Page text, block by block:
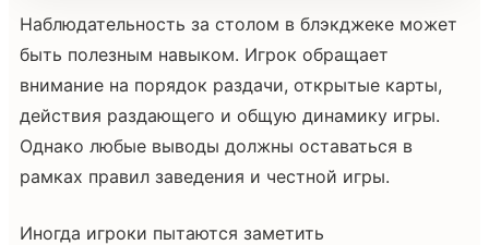
Наблюдательность за столом в блэкджеке может
быть полезным навыком. Игрок обращает
внимание на порядок раздачи, открытые карты,
действия раздающего и общую динамику игры.
Однако любые выводы должны оставаться в
рамках правил заведения и честной игры.
Иногда игроки пытаются заметить